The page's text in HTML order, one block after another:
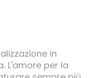
in
L'amore per la